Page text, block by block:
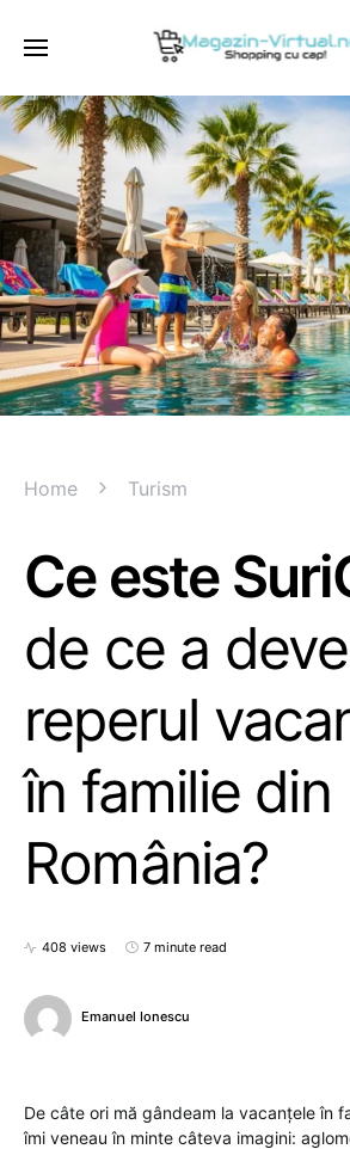
Home Turism
Ce este
de ce a
reperul
în familie din
România?
408 views 7 minute read
Emanuel Ionescu
De câte ori mă gândeam la vacanțele în
îmi veneau în minte câteva imagini: